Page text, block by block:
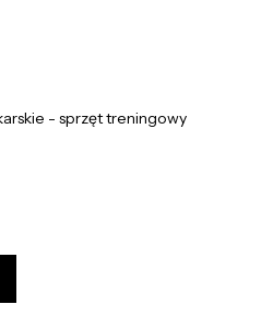
- sprzęt treningowy